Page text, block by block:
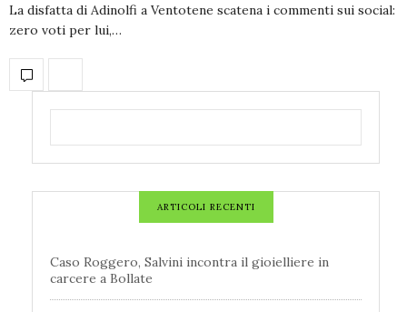
La disfatta di Adinolfi a Ventotene scatena i commenti sui social:
zero voti per lui,…
ARTICOLI RECENTI
Caso Roggero, Salvini incontra il gioielliere in
carcere a Bollate